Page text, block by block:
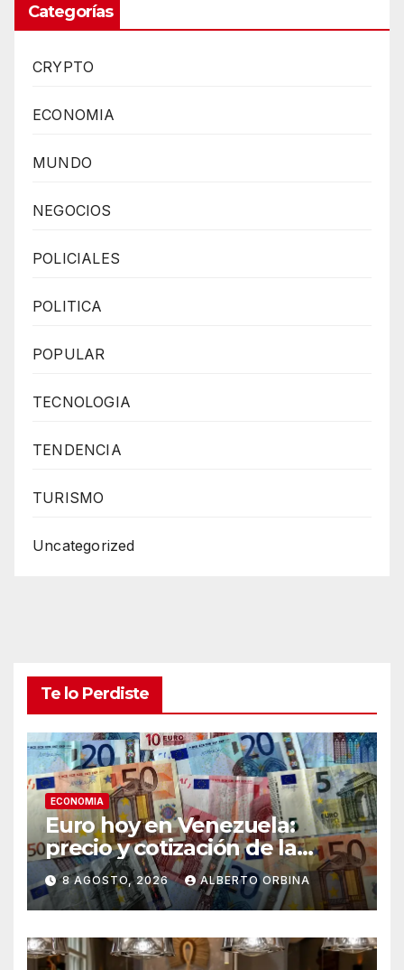
Categorías
CRYPTO
ECONOMIA
MUNDO
NEGOCIOS
POLICIALES
POLITICA
POPULAR
TECNOLOGIA
TENDENCIA
TURISMO
Uncategorized
Te lo Perdiste
ECONOMIA
Euro hoy en Venezuela:
precio y cotización de la
divisa este sábado 8 de
agosto de 2026
8 AGOSTO, 2026 ALBERTO ORBINA